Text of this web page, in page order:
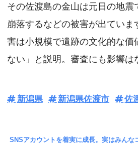
その佐渡島の金山は元日の地
崩落するなどの被害が出てい
害は小規模で遺跡の文化的な
ない」と説明。審査にも影響は
新潟県 新潟県佐渡市 佐
SNSアカウントを着実に成長。実はみんな